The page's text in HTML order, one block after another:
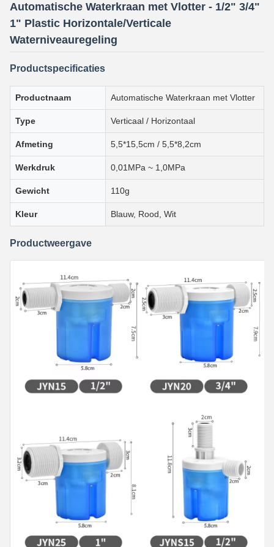
Automatische Waterkraan met Vlotter - 1/2" 3/4"
1" Plastic Horizontale/Verticale
Waterniveauregeling
Productspecificaties
Productnaam Automatische Waterkraan met Vlotter
Type Verticaal / Horizontaal
Afmeting 5,5*15,5cm / 5,5*8,2cm
Werkdruk 0,01MPa ~ 1,0MPa
Gewicht 110g
Kleur Blauw, Rood, Wit
Productweergave